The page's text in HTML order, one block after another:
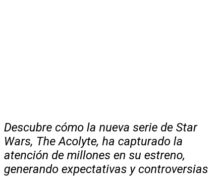
Descubre cómo la nueva serie de Star
Wars, The Acolyte, ha capturado la
atención de millones en su estreno,
generando expectativas y controversias